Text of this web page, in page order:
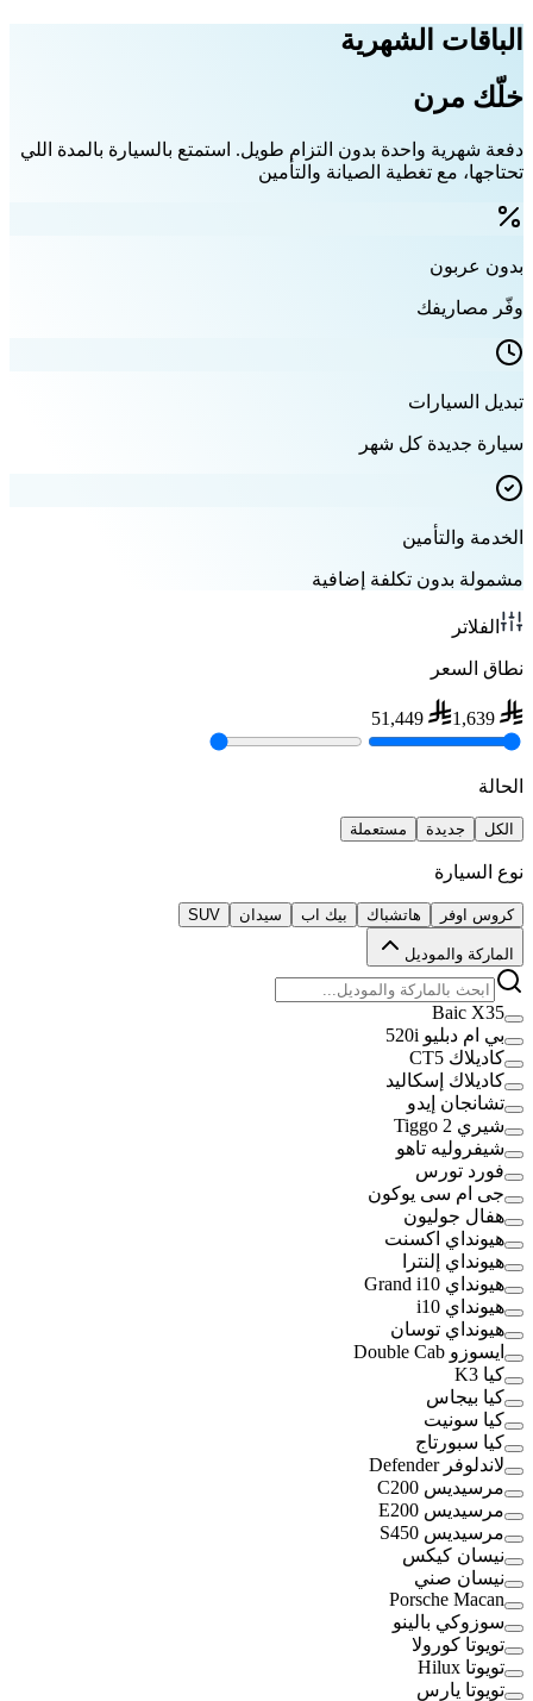
الباقات الشهرية
خلّك مرن
دفعة شهرية واحدة بدون التزام طويل. استمتع بالسيارة بالمدة اللي
تحتاجها، مع تغطية الصيانة والتأمين
بدون عربون
وفّر مصاريفك
تبديل السيارات
سيارة جديدة كل شهر
الخدمة والتأمين
مشمولة بدون تكلفة إضافية
الفلاتر
نطاق السعر
1,639
51,449
الحالة
الكل جديدة مستعملة
نوع السيارة
كروس اوفر هاتشباك بيك اب سيدان SUV
الماركة والموديل
Baic X35
بي ام دبليو 520i
كاديلاك CT5
كاديلاك إسكاليد
تشانجان إيدو
شيري Tiggo 2
شيفروليه تاهو
فورد تورس
جى ام سى يوكون
هفال جوليون
هيونداي اكسنت
هيونداي إلنترا
هيونداي Grand i10
هيونداي i10
هيونداي توسان
ايسوزو Double Cab
كيا K3
كيا بيجاس
كيا سونيت
كيا سبورتاج
لاندلوفر Defender
مرسيديس C200
مرسيديس E200
مرسيديس S450
نيسان كيكس
نيسان صني
Porsche Macan
سوزوكي بالينو
تويوتا كورولا
تويوتا Hilux
تويوتا يارس